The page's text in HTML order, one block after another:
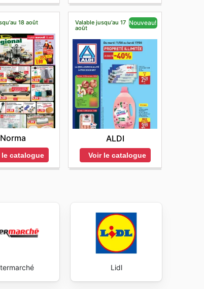
18 août
Norma
le catalogue
Valable jusqu'au 17
août
Nouveau!
ALDI
Voir le catalogue
Lidl